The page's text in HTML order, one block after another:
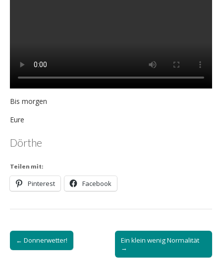
Bis morgen
Eure
Dörthe
Teilen mit:
Pinterest Facebook
Post
navigation
← Donnerwetter!
Ein klein wenig Normalität
→